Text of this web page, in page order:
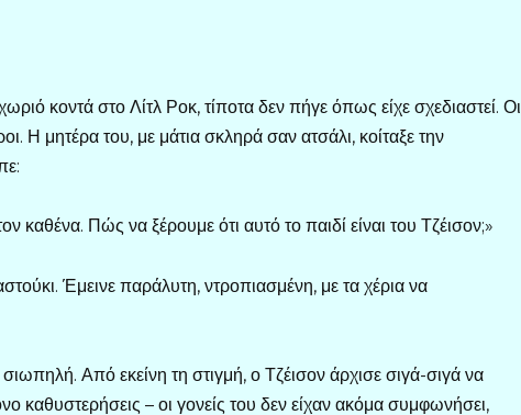
κοντά στο Λίτλ Ροκ, τίποτα δεν πήγε όπως είχε σχεδιαστεί. Οι
Η μητέρα του, με μάτια σκληρά σαν ατσάλι, κοίταξε την
καθένα. Πώς να ξέρουμε ότι αυτό το παιδί είναι του Τζέισον;»
Έμεινε παράλυτη, ντροπιασμένη, με τα χέρια να
Από εκείνη τη στιγμή, ο Τζέισον άρχισε σιγά-σιγά να
καθυστερήσεις – οι γονείς του δεν είχαν ακόμα συμφωνήσει,